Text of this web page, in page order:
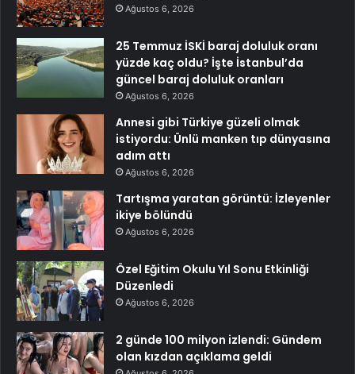
Ağustos 6, 2026
25 Temmuz İSKİ baraj doluluk oranı
yüzde kaç oldu? İşte İstanbul’da
güncel baraj doluluk oranları
Ağustos 6, 2026
Annesi gibi Türkiye güzeli olmak
istiyordu: Ünlü manken tıp dünyasına
adım attı
Ağustos 6, 2026
Tartışma yaratan görüntü: İzleyenler
ikiye bölündü
Ağustos 6, 2026
Özel Eğitim Okulu Yıl Sonu Etkinliği
Düzenledi
Ağustos 6, 2026
2 günde 100 milyon izlendi: Gündem
olan kızdan açıklama geldi